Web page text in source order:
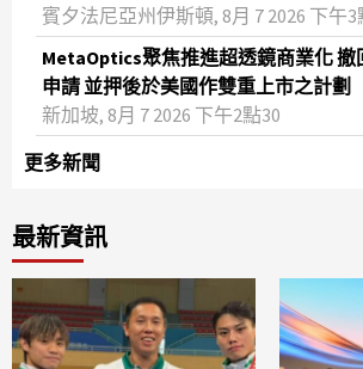
賓夕法尼亞州伊斯頓, 8月 7 2026 下午3
MetaOptics聚焦推進超透鏡商業化 撤
申請 並押後於美國作雙重上市之計劃
新加坡, 8月 7 2026 下午2點30
更多新聞
最新資訊